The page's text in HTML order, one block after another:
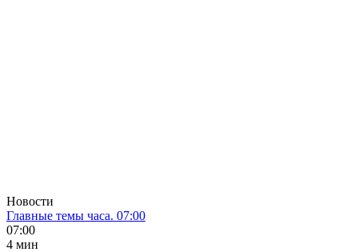
Новости
Главные темы часа. 07:00
07:00
4 мин